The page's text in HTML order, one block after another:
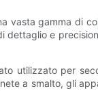
vasta gamma di
dettaglio e
utilizzato per
a smalto, gli